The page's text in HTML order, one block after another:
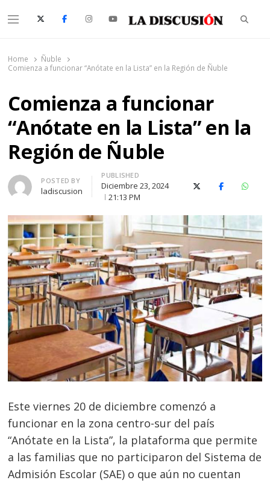
Menu
Home
Ñuble
Comienza a funcionar “Anótate en la Lista” en la Región de Ñuble
Comienza a funcionar
“Anótate en la Lista” en la
Región de Ñuble
Author
POSTED BY
ladiscusion
PUBLISHED
Diciembre 23, 2024
21:13 PM
X (Twitter)Facebook
Este viernes 20 de diciembre comenzó a
funcionar en la zona centro-sur del país
“Anótate en la Lista”, la plataforma que permite
a las familias que no participaron del Sistema de
Admisión Escolar (SAE) o que aún no cuentan